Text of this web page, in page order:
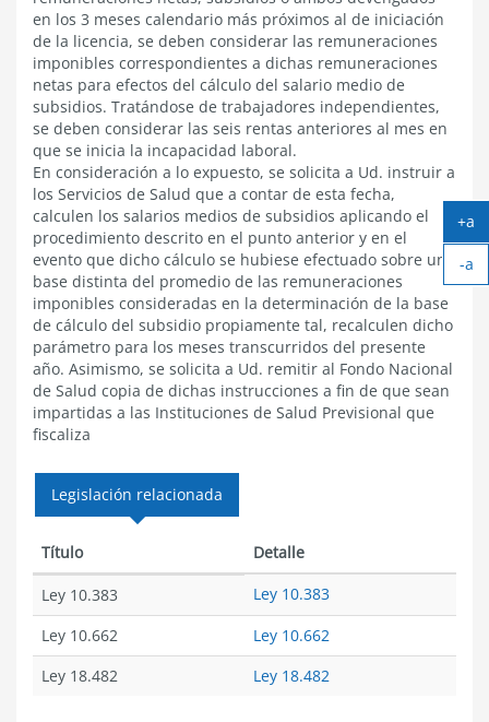
en los 3 meses calendario más próximos al de iniciación
de la licencia, se deben considerar las remuneraciones
imponibles correspondientes a dichas remuneraciones
netas para efectos del cálculo del salario medio de
subsidios. Tratándose de trabajadores independientes,
se deben considerar las seis rentas anteriores al mes en
que se inicia la incapacidad laboral.
En consideración a lo expuesto, se solicita a Ud. instruir a
los Servicios de Salud que a contar de esta fecha,
calculen los salarios medios de subsidios aplicando el
procedimiento descrito en el punto anterior y en el
evento que dicho cálculo se hubiese efectuado sobre una
base distinta del promedio de las remuneraciones
imponibles consideradas en la determinación de la base
de cálculo del subsidio propiamente tal, recalculen dicho
parámetro para los meses transcurridos del presente
año. Asimismo, se solicita a Ud. remitir al Fondo Nacional
de Salud copia de dichas instrucciones a fin de que sean
impartidas a las Instituciones de Salud Previsional que
fiscaliza
Legislación relacionada
Título Detalle
Ley 10.383
Ley 10.383
Ley 10.662
Ley 10.662
Ley 18.482
Ley 18.482
+a
-a